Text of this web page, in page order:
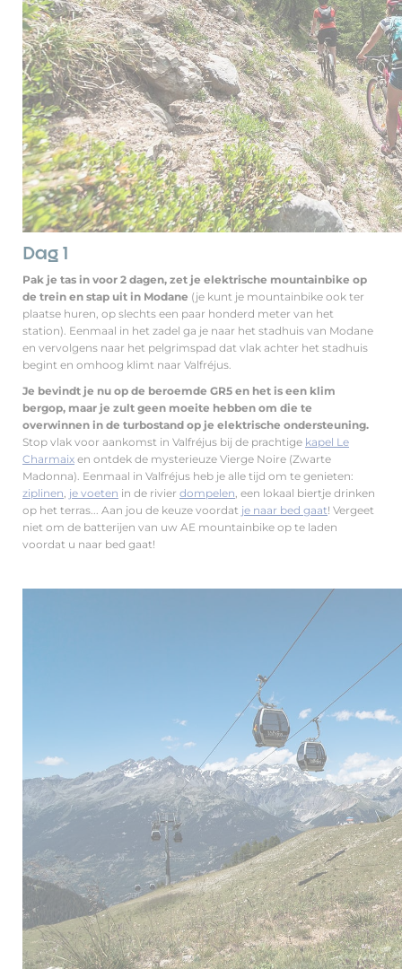
Dag 1
Pak je tas in voor 2 dagen, zet je elektrische mountainbike op
de trein en stap uit in Modane (je kunt je mountainbike ook ter
plaatse huren, op slechts een paar honderd meter van het
station). Eenmaal in het zadel ga je naar het stadhuis van Modane
en vervolgens naar het pelgrimspad dat vlak achter het stadhuis
begint en omhoog klimt naar Valfréjus.
Je bevindt je nu op de beroemde GR5 en het is een klim
bergop, maar je zult geen moeite hebben om die te
overwinnen in de turbostand op je elektrische ondersteuning.
Stop vlak voor aankomst in Valfréjus bij de prachtige kapel Le
Charmaix en ontdek de mysterieuze Vierge Noire (Zwarte
Madonna). Eenmaal in Valfréjus heb je alle tijd om te genieten:
ziplinen, je voeten in de rivier dompelen, een lokaal biertje drinken
op het terras... Aan jou de keuze voordat je naar bed gaat! Vergeet
niet om de batterijen van uw AE mountainbike op te laden
voordat u naar bed gaat!